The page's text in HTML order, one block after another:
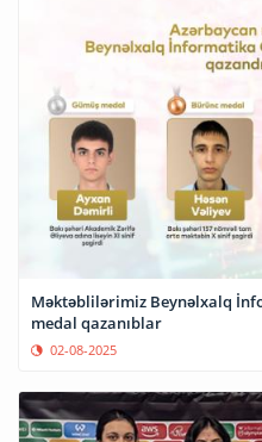
Məktəblilərimiz Beynəlxalq
medal qazanıblar
02-08-2025